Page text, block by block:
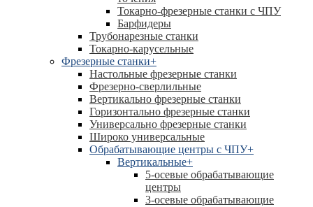
Токарно-фрезерные станки с ЧПУ
Барфидеры
Трубонарезные станки
Токарно-карусельные
Фрезерные станки+
Настольные фрезерные станки
Фрезерно-сверлильные
Вертикально фрезерные станки
Горизонтально фрезерные станки
Универсально фрезерные станки
Широко универсальные
Обрабатывающие центры с ЧПУ+
Вертикальные+
5-осевые обрабатывающие
центры
3-осевые обрабатывающие